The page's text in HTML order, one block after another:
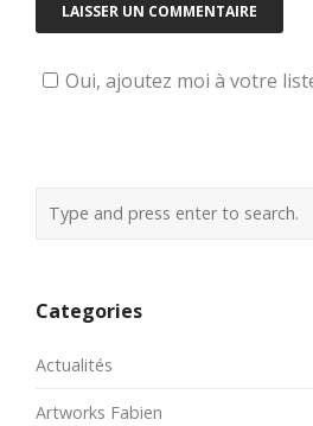
Oui, ajoutez moi à votre
Categories
Actualités
Artworks Fabien